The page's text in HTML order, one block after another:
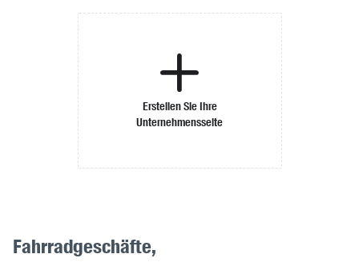
Erstellen Sie Ihre
Unternehmensseite
Fahrradgeschäfte,